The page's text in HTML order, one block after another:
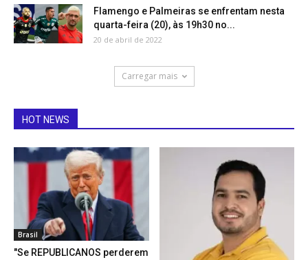
Flamengo e Palmeiras se enfrentam nesta
quarta-feira (20), às 19h30 no...
20 de abril de 2022
Carregar mais
HOT NEWS
Brasil
"Se REPUBLICANOS perderem